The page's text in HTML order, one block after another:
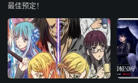
最佳预定！